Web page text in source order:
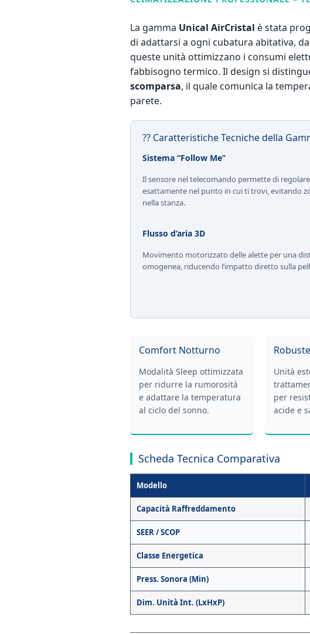
La gamma Unical AirCristal è stata
di adattarsi a ogni cubatura abitativa,
queste unità ottimizzano i consumi
fabbisogno termico. Il design si
scomparsa, il quale comunica la
parete.
?? Caratteristiche Tecniche della
Sistema “Follow Me”
Il sensore nel telecomando permette di
esattamente nel punto in cui ti trovi, evitando
nella stanza.
Flusso d’aria 3D
Movimento motorizzato delle alette per una
omogenea, riducendo l’impatto diretto sulla
Comfort Notturno
Modalità Sleep ottimizzata
per ridurre la rumorosità
e adattare la temperatura
al ciclo del sonno.
Unità
per
acide e
Scheda Tecnica Comparativa
Modello
Capacità Raffreddamento
SEER / SCOP
Classe Energetica
Press. Sonora (Min)
Dim. Unità Int. (LxHxP)